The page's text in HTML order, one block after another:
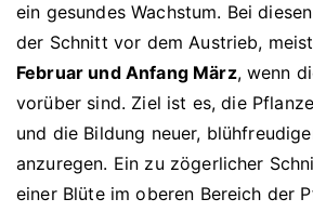
ein gesundes Wachstum. Bei
der Schnitt vor dem Austrieb,
Februar und Anfang März, wenn
vorüber sind. Ziel ist es, die
und die Bildung neuer,
anzuregen. Ein zu zögerlicher
einer Blüte im oberen Bereich der